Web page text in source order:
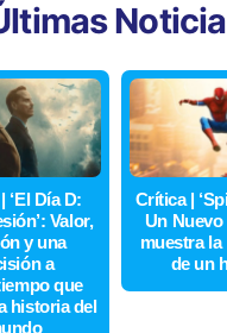
‘El Día D:
Valor,
y una
a
que
historia del
Crítica |
Un Nuevo
muestra la
de un